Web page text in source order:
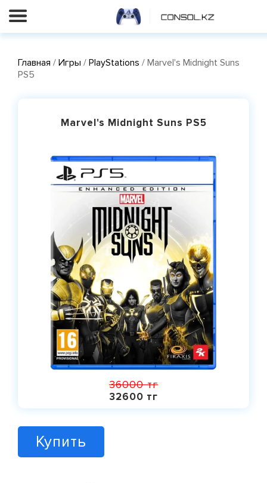
Главная / Игры / PlayStations / Marvel's Midnight Suns
PS5
Marvel's Midnight Suns PS5
36000 тг
32600 тг
Купить